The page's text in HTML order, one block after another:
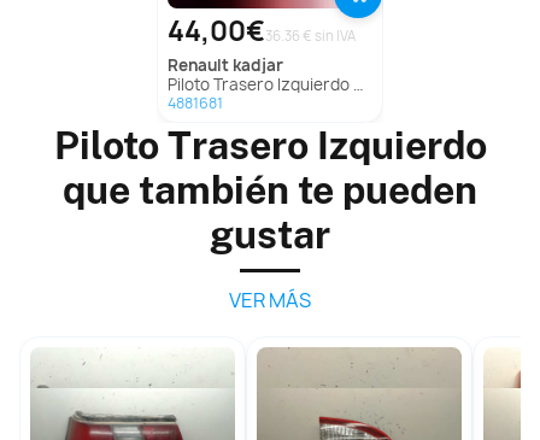
44,00€36.36 € sin IVA
renault kadjar
Piloto Trasero Izquierdo Para Renault Kadjar
4881681
Piloto Trasero Izquierdo
que también te pueden
gustar
VER MÁS